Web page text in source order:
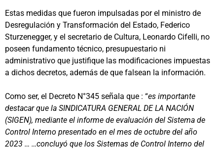
Estas medidas que fueron impulsadas por el ministro de
Desregulación y Transformación del Estado, Federico
Sturzenegger, y el secretario de Cultura, Leonardo Cifelli, no
poseen fundamento técnico, presupuestario ni
administrativo que justifique las modificaciones impuestas
a dichos decretos, además de que falsean la información.
Como ser, el Decreto N°345 señala que : “es importante
destacar que la SINDICATURA GENERAL DE LA NACIÓN
(SIGEN), mediante el informe de evaluación del Sistema de
Control Interno presentado en el mes de octubre del año
2023 … …concluyó que los Sistemas de Control Interno del